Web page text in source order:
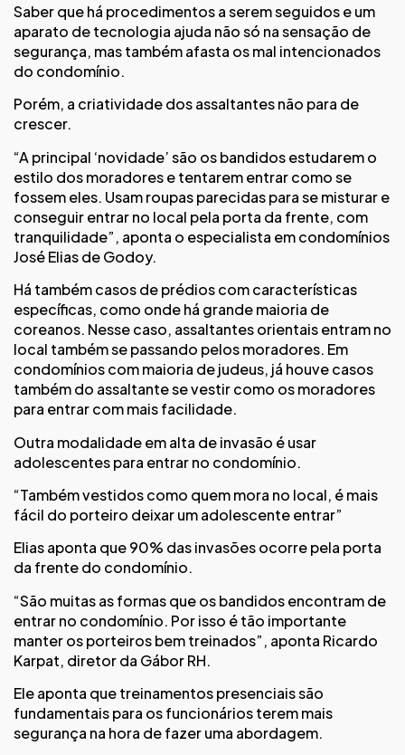
Saber que há procedimentos a serem seguidos e um
aparato de tecnologia ajuda não só na sensação de
segurança, mas também afasta os mal intencionados
do condomínio.
Porém, a criatividade dos assaltantes não para de
crescer.
“A principal ‘novidade’ são os bandidos estudarem o
estilo dos moradores e tentarem entrar como se
fossem eles. Usam roupas parecidas para se misturar e
conseguir entrar no local pela porta da frente, com
tranquilidade”, aponta o especialista em condomínios
José Elias de Godoy.
Há também casos de prédios com características
específicas, como onde há grande maioria de
coreanos. Nesse caso, assaltantes orientais entram no
local também se passando pelos moradores. Em
condomínios com maioria de judeus, já houve casos
também do assaltante se vestir como os moradores
para entrar com mais facilidade.
Outra modalidade em alta de invasão é usar
adolescentes para entrar no condomínio.
“Também vestidos como quem mora no local, é mais
fácil do porteiro deixar um adolescente entrar”
Elias aponta que 90% das invasões ocorre pela porta
da frente do condomínio.
“São muitas as formas que os bandidos encontram de
entrar no condomínio. Por isso é tão importante
manter os porteiros bem treinados”, aponta Ricardo
Karpat, diretor da Gábor RH.
Ele aponta que treinamentos presenciais são
fundamentais para os funcionários terem mais
segurança na hora de fazer uma abordagem.